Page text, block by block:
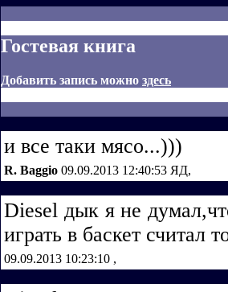
Гостевая книга
Добавить запись можно здесь
и все таки мясо...)))
R. Baggio 09.09.2013 12:40:53 ЯД,
Diеsеl дык я не
играть в баскет считал
09.09.2013 10:23:10 ,